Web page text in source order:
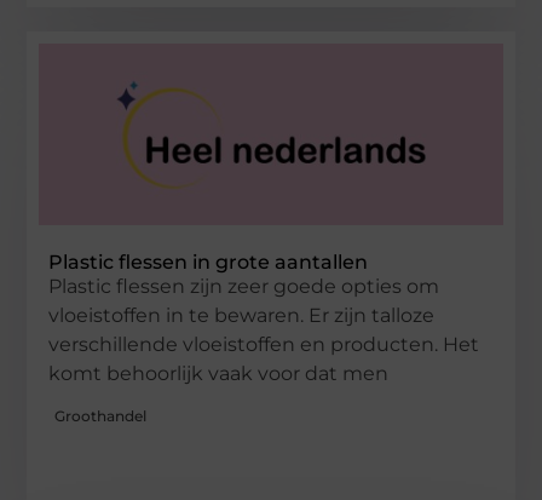
Plastic flessen in grote aantallen
Plastic flessen zijn zeer goede opties om
vloeistoffen in te bewaren. Er zijn talloze
verschillende vloeistoffen en producten. Het
komt behoorlijk vaak voor dat men
Groothandel